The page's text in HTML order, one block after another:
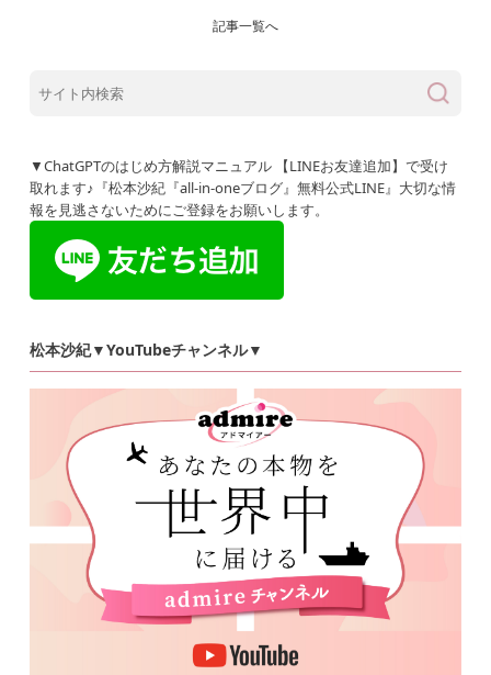
記事一覧へ
▼ChatGPTのはじめ方解説マニュアル 【LINEお友達追加】で受け
取れます♪『松本沙紀『all-in-oneブログ』無料公式LINE』大切な情
報を見逃さないためにご登録をお願いします。
松本沙紀▼YouTubeチャンネル▼